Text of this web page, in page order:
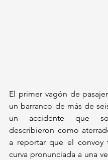
El primer vagón de
un barranco de más de
un accidente que
describieron como
a reportar que el convoy
curva pronunciada a una